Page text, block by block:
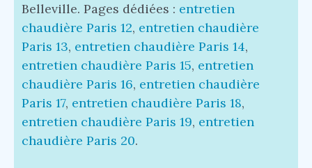
Belleville. Pages dédiées : entretien
chaudière Paris 12, entretien chaudière
Paris 13, entretien chaudière Paris 14,
entretien chaudière Paris 15, entretien
chaudière Paris 16, entretien chaudière
Paris 17, entretien chaudière Paris 18,
entretien chaudière Paris 19, entretien
chaudière Paris 20.